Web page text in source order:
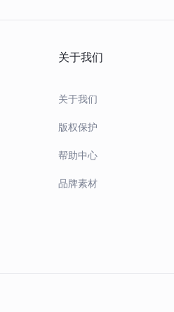
关于我们
关于我们
版权保护
帮助中心
品牌素材